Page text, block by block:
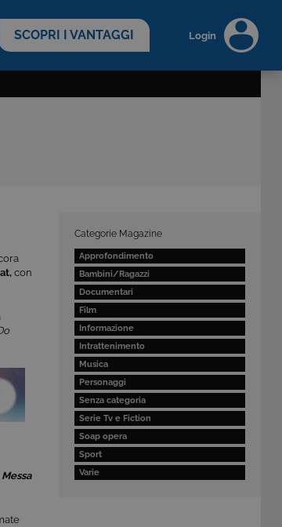
SCOPRI I VANTAGGI Login
Categorie Magazine
Approfondimento
Bambini/Ragazzi
Documentari
Film
Informazione
Intrattenimento
Musica
Personaggi
Senza categoria
Serie Tv e Fiction
Soap opera
Sport
Varie
con